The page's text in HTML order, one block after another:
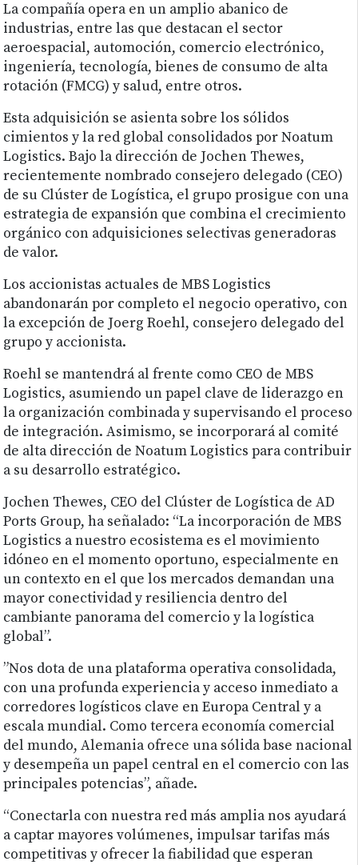
La compañía opera en un amplio abanico de
industrias, entre las que destacan el sector
aeroespacial, automoción, comercio electrónico,
ingeniería, tecnología, bienes de consumo de alta
rotación (FMCG) y salud, entre otros.
Esta adquisición se asienta sobre los sólidos
cimientos y la red global consolidados por Noatum
Logistics. Bajo la dirección de Jochen Thewes,
recientemente nombrado consejero delegado (CEO)
de su Clúster de Logística, el grupo prosigue con una
estrategia de expansión que combina el crecimiento
orgánico con adquisiciones selectivas generadoras
de valor.
Los accionistas actuales de MBS Logistics
abandonarán por completo el negocio operativo, con
la excepción de Joerg Roehl, consejero delegado del
grupo y accionista.
Roehl se mantendrá al frente como CEO de MBS
Logistics, asumiendo un papel clave de liderazgo en
la organización combinada y supervisando el proceso
de integración. Asimismo, se incorporará al comité
de alta dirección de Noatum Logistics para contribuir
a su desarrollo estratégico.
Jochen Thewes, CEO del Clúster de Logística de AD
Ports Group, ha señalado: “La incorporación de MBS
Logistics a nuestro ecosistema es el movimiento
idóneo en el momento oportuno, especialmente en
un contexto en el que los mercados demandan una
mayor conectividad y resiliencia dentro del
cambiante panorama del comercio y la logística
global”.
”Nos dota de una plataforma operativa consolidada,
con una profunda experiencia y acceso inmediato a
corredores logísticos clave en Europa Central y a
escala mundial. Como tercera economía comercial
del mundo, Alemania ofrece una sólida base nacional
y desempeña un papel central en el comercio con las
principales potencias”, añade.
“Conectarla con nuestra red más amplia nos ayudará
a captar mayores volúmenes, impulsar tarifas más
competitivas y ofrecer la fiabilidad que esperan